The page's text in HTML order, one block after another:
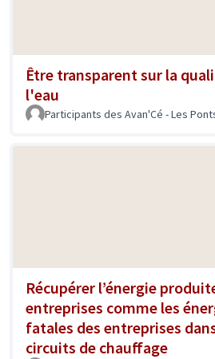
Être transparent sur la
l'eau
Participants des Avan'Cé - Les
Récupérer l’énergie
entreprises comme les
fatales des entreprises
circuits de chauffage